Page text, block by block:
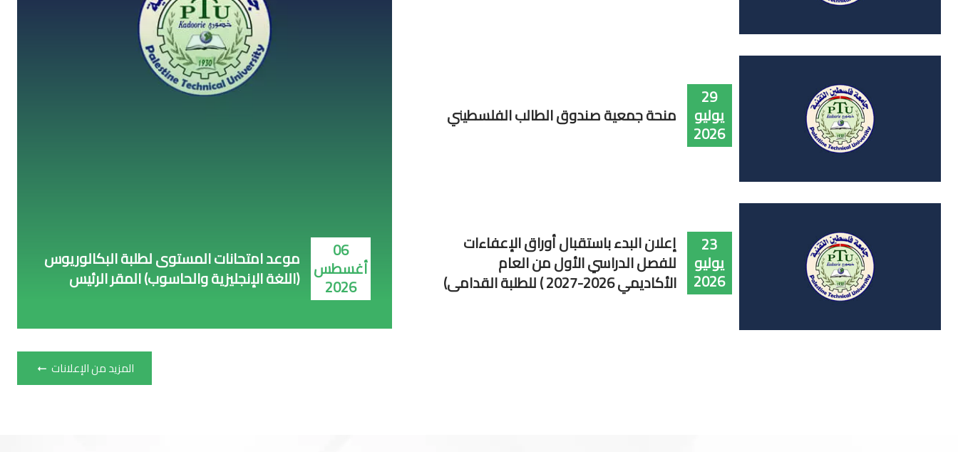
29
يوليو
2026
منحة جمعية صندوق الطالب الفلسطيني
23
يوليو
2026
إعلان البدء باستقبال أوراق الإعفاءات
للفصل الدراسي الأول من العام
الأكاديمي 2026-2027 ) للطلبة القدامى)
06
أغسطس
2026
موعد امتحانات المستوى لطلبة البكالوريوس
(اللغة الإنجليزية والحاسوب) المقر الرئيس
المزيد من الإعلانات